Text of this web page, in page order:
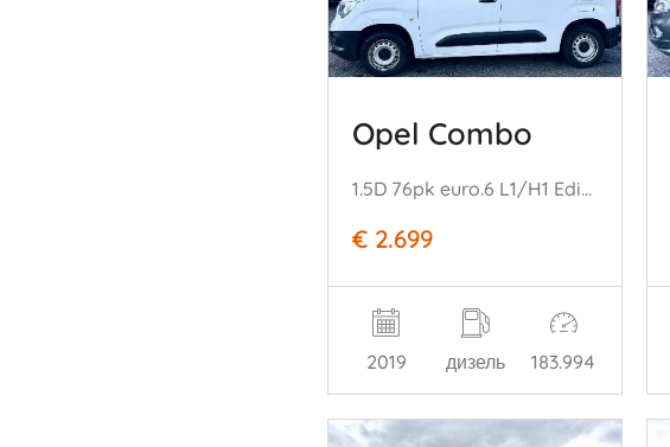
Opel Combo
1.5D 76pk euro.6 L1/H1 Edition - nap - airco - cruise - imperiaal - schuifdeur - klapdeuren - elektr pakket
€ 2.699
2019 дизель 183.994